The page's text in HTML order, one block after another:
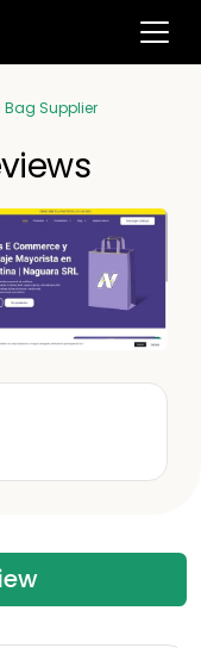
Bag Supplier